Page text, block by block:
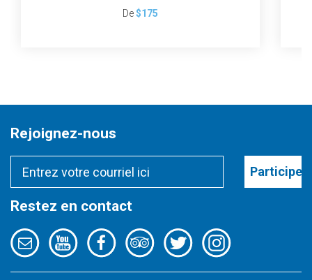
De$175
Rejoignez-nous
Participer
Restez en contact